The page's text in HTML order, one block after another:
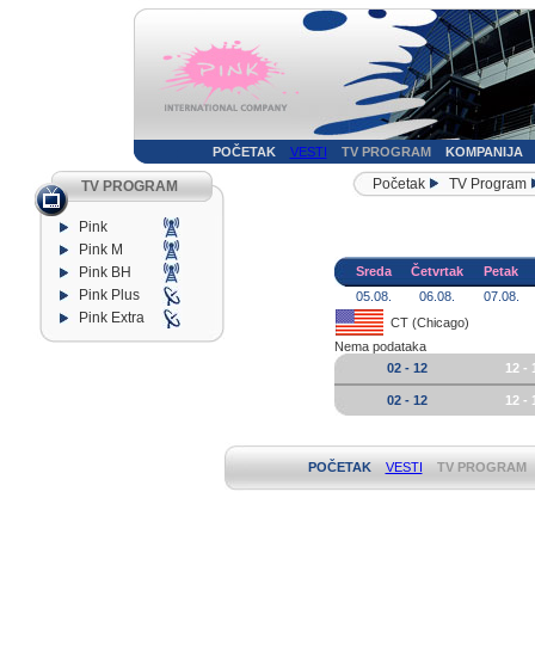
POČETAK VESTI TV PROGRAM KOMPANIJA
TV PROGRAM
Pink
Pink M
Pink BH
Pink Plus
Pink Extra
Početak TV Program
Sreda Četvrtak
Petak
05.08.
06.08.
07.08.
CT (Chicago)
Nema podataka
02 - 12
12 -
02 - 12 12 -
POČETAK VESTI TV PROGRAM